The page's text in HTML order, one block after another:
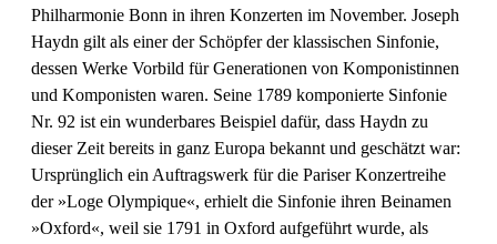
Philharmonie Bonn in ihren Konzerten im November. Joseph
Haydn gilt als einer der Schöpfer der klassischen Sinfonie,
dessen Werke Vorbild für Generationen von Komponistinnen
und Komponisten waren. Seine 1789 komponierte Sinfonie
Nr. 92 ist ein wunderbares Beispiel dafür, dass Haydn zu
dieser Zeit bereits in ganz Europa bekannt und geschätzt war:
Ursprünglich ein Auftragswerk für die Pariser Konzertreihe
der »Loge Olympique«, erhielt die Sinfonie ihren Beinamen
»Oxford«, weil sie 1791 in Oxford aufgeführt wurde, als